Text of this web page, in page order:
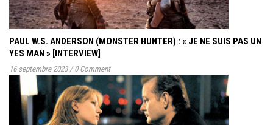
PAUL W.S. ANDERSON (MONSTER HUNTER) : « JE NE SUIS PAS UN
YES MAN » [INTERVIEW]
16 septembre 2023 / 0 Comment